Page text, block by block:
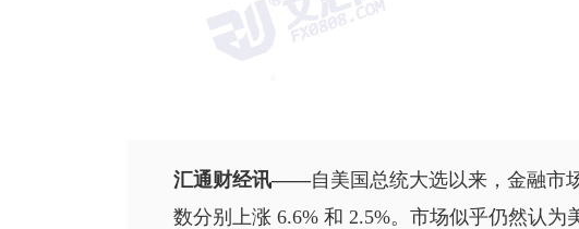
汇通财经讯——自美国总统大选以来，金融市
数分别上涨 6.6% 和 2.5%。市场似乎仍然认